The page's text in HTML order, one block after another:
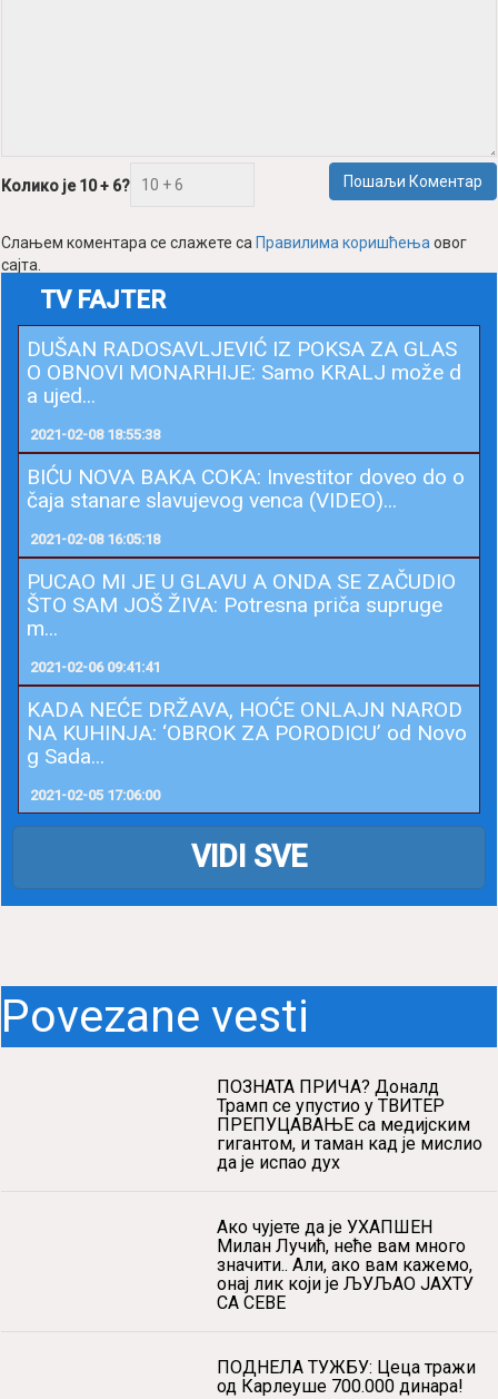
Колико је 10 + 6? Пошаљи Коментар
Слањем коментара се слажете са Правилима коришћењаовог
сајта.
TV FAJTER
DUŠAN RADOSAVLJEVIĆ IZ POKSA ZA GLAS
O OBNOVI MONARHIJE: Samo KRALJ može d
a ujed...
2021-02-08 18:55:38
BIĆU NOVA BAKA COKA: Investitor doveo do o
čaja stanare slavujevog venca (VIDEO)...
2021-02-08 16:05:18
PUCAO MI JE U GLAVU A ONDA SE ZAČUDIO
ŠTO SAM JOŠ ŽIVA: Potresna priča supruge
m...
2021-02-06 09:41:41
KADA NEĆE DRŽAVA, HOĆE ONLAJN NAROD
NA KUHINJA: ‘OBROK ZA PORODICU’ od Novo
g Sada...
2021-02-05 17:06:00
VIDI SVE
Povezane vesti
ПОЗНАТА ПРИЧА? Доналд
Трамп се упустио у ТВИТЕР
ПРЕПУЦАВАЊЕ са медијским
гигантом, и таман кад је мислио
да је испао дух
Ако чујете да је УХАПШЕН
Милан Лучић, неће вам много
значити.. Али, ако вам кажемо,
онај лик који је ЉУЉАО ЈАХТУ
СА СЕВЕ
ПОДНЕЛА ТУЖБУ: Цеца тражи
од Карлеуше 700.000 динара!